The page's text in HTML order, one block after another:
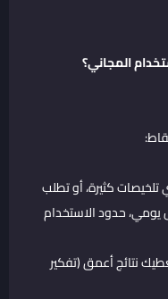
كثيرة، أو تطلب
حدود الاستخدام
نتائج أعمق (تفكير